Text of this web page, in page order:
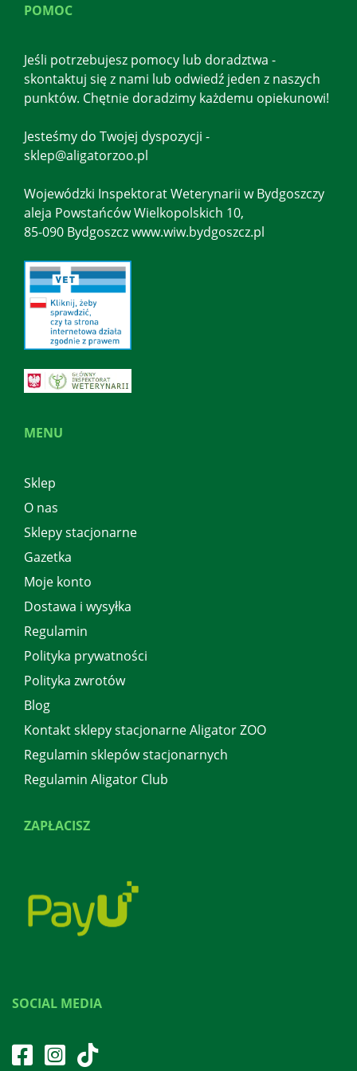
MENU
Sklep
O nas
Sklepy stacjonarne
Gazetka
Moje konto
Dostawa i wysyłka
Regulamin
Polityka prywatności
Polityka zwrotów
Blog
Kontakt sklepy stacjonarne Aligator ZOO
Regulamin sklepów stacjonarnych
Regulamin Aligator Club
ZAPŁACISZ
POMOC
Jeśli potrzebujesz pomocy lub doradztwa -
skontaktuj się z nami lub odwiedź jeden z naszych
punktów. Chętnie doradzimy każdemu opiekunowi!
Jesteśmy do Twojej dyspozycji -
sklep@aligatorzoo.pl
Wojewódzki Inspektorat Weterynarii w Bydgoszczy
aleja Powstańców Wielkopolskich 10,
85-090 Bydgoszcz www.wiw.bydgoszcz.pl
SOCIAL MEDIA